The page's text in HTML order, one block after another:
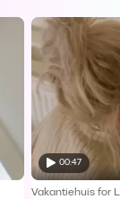
00:47
Vakantiehuis for